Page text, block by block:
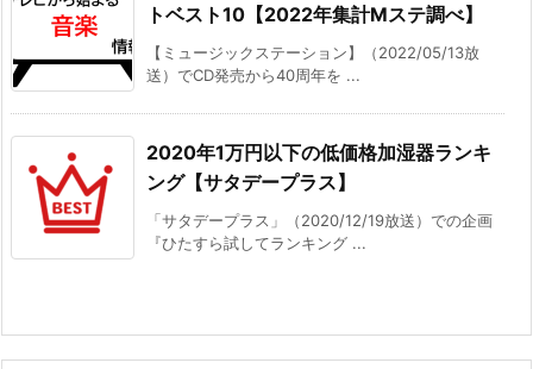
トベスト10【2022年集計Mステ調べ】
【ミュージックステーション】（2022/05/13放
送）でCD発売から40周年を ...
2020年1万円以下の低価格加湿器ランキ
ング【サタデープラス】
「サタデープラス」（2020/12/19放送）での企画
『ひたすら試してランキング ...